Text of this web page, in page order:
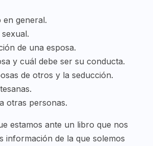
en general.
de una esposa.
y cuál debe ser su conducta.
de otros y la seducción.
otras personas.
estamos ante un libro que nos
información de la que solemos